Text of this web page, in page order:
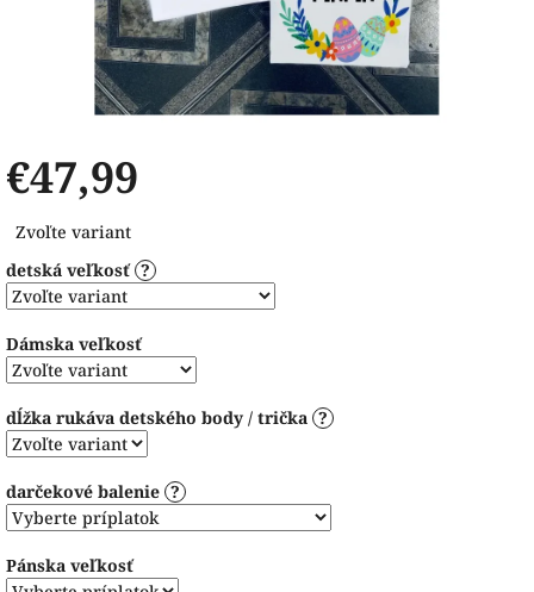
€47,99
cena:
Zvoľte variant
detská veľkosť ?
Dámska veľkosť
dĺžka rukáva detského body / trička ?
darčekové balenie ?
Pánska veľkosť